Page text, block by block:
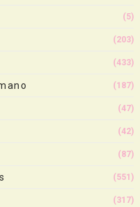
(5)
(203)
(433)
(187)
(47)
(42)
(87)
(551)
(317)